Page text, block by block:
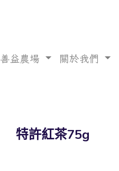
善益農場 關於我們
特許紅茶75g